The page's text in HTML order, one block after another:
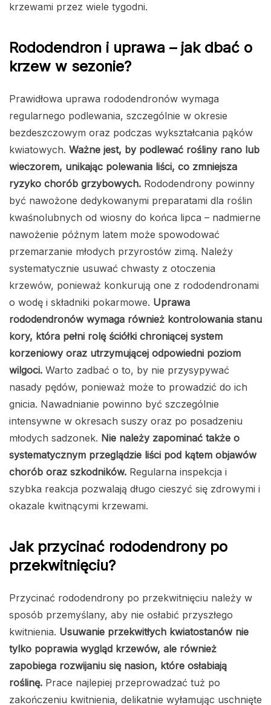
krzewami przez wiele tygodni.
Rododendron i uprawa – jak dbać o
krzew w sezonie?
Prawidłowa uprawa rododendronów wymaga
regularnego podlewania, szczególnie w okresie
bezdeszczowym oraz podczas wykształcania pąków
kwiatowych. Ważne jest, by podlewać rośliny rano lub
wieczorem, unikając polewania liści, co zmniejsza
ryzyko chorób grzybowych. Rododendrony powinny
być nawożone dedykowanymi preparatami dla roślin
kwaśnolubnych od wiosny do końca lipca – nadmierne
nawożenie późnym latem może spowodować
przemarzanie młodych przyrostów zimą. Należy
systematycznie usuwać chwasty z otoczenia
krzewów, ponieważ konkurują one z rododendronami
o wodę i składniki pokarmowe. Uprawa
rododendronów wymaga również kontrolowania stanu
kory, która pełni rolę ściółki chroniącej system
korzeniowy oraz utrzymującej odpowiedni poziom
wilgoci. Warto zadbać o to, by nie przysypywać
nasady pędów, ponieważ może to prowadzić do ich
gnicia. Nawadnianie powinno być szczególnie
intensywne w okresach suszy oraz po posadzeniu
młodych sadzonek. Nie należy zapominać także o
systematycznym przeglądzie liści pod kątem objawów
chorób oraz szkodników. Regularna inspekcja i
szybka reakcja pozwalają długo cieszyć się zdrowymi i
okazale kwitnącymi krzewami.
Jak przycinać rododendrony po
przekwitnięciu?
Przycinać rododendrony po przekwitnięciu należy w
sposób przemyślany, aby nie osłabić przyszłego
kwitnienia. Usuwanie przekwitłych kwiatostanów nie
tylko poprawia wygląd krzewów, ale również
zapobiega rozwijaniu się nasion, które osłabiają
roślinę. Prace najlepiej przeprowadzać tuż po
zakończeniu kwitnienia, delikatnie wyłamując uschnięte